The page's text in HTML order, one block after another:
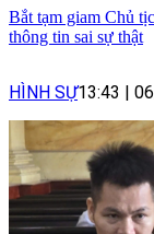
Bắt tạm giam Chủ
thông tin sai sự thật
HÌNH SỰ13:43